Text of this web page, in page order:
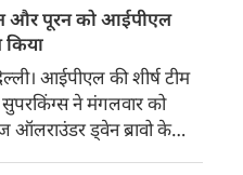
को यहां इंडियन प्रीमियर
मैच में दिल्ली
को 23 रन से पराजित
कैपिटल्स अभी तक
में जीत का खाता भी नहीं
है और लगातार पांचवीं
तालिका में अंतिम स्थान पर
और पूरन को आईपीएल
किया
आईपीएल की शीर्ष टीम
सुपरकिंग्स ने मंगलवार को
ऑलराउंडर ड्वेन ब्रावो के